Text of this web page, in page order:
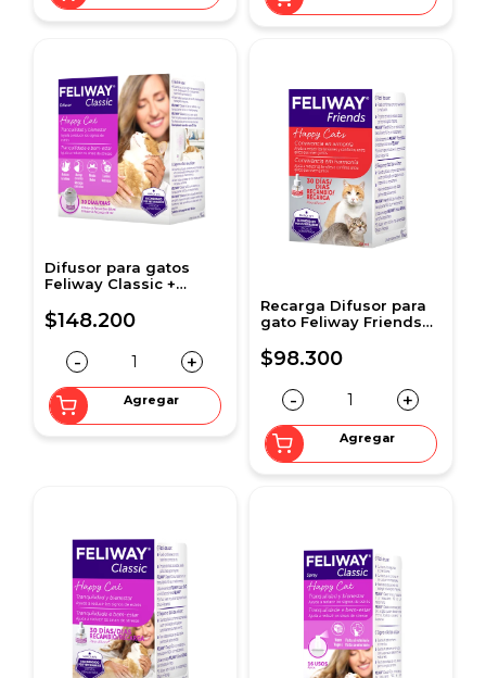
Difusor para gatos
Feliway Classic +
$148.200
- +
Agregar
Recarga Difusor para
gato Feliway Friends
$98.300
- +
Agregar